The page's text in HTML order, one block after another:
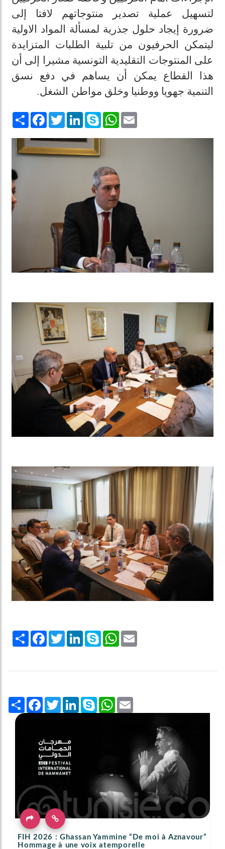
لتسهيل عملية تصدير منتوجاتهم لافتا إلى
ضرورة إيجاد حلول جذرية لمسألة المواد الاولية
ليتمكن الحرفيون من تلبية الطلبات المتزايدة
على المنتوجات التقليدية التونسية مشيرا إلى أن
هذا القطاع يمكن أن يساهم في دفع نسق
التنمية جهويا ووطنيا وخلق مواطن الشغل.
Share Facebook
TwitterLinkedInSkype WhatsApp
Share Facebook
TwitterLinkedInSkype WhatsApp
Share Facebook
TwitterLinkedInSkype WhatsApp
FIH 2026 : Ghassan Yammine “De moi à Aznavour”
Hommage à une voix atemporelle